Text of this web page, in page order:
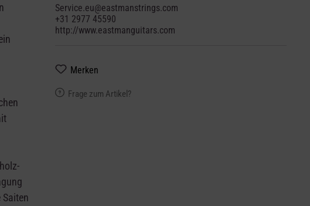
Service.eu@eastmanstrings.com
+31 2977 45590
http://www.eastmanguitars.com
Merken
Frage zum Artikel?